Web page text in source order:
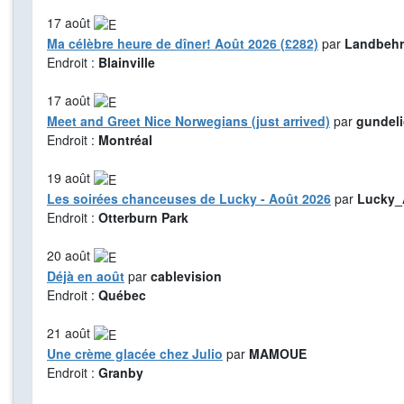
17 août
Ma célèbre heure de dîner! Août 2026 (£282) par
Endroit : Blainville
17 août
Meet and Greet Nice Norwegians (just arrived) par
Endroit : Montréal
19 août
Les soirées chanceuses de Lucky - Août 2026 par
Endroit : Otterburn Park
20 août
Déjà en août par cablevision
Endroit : Québec
21 août
Une crème glacée chez Julio par MAMOUE
Endroit : Granby